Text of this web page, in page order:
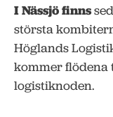
I Nässjö finns
största
Höglands
kommer flödena
logistiknoden.